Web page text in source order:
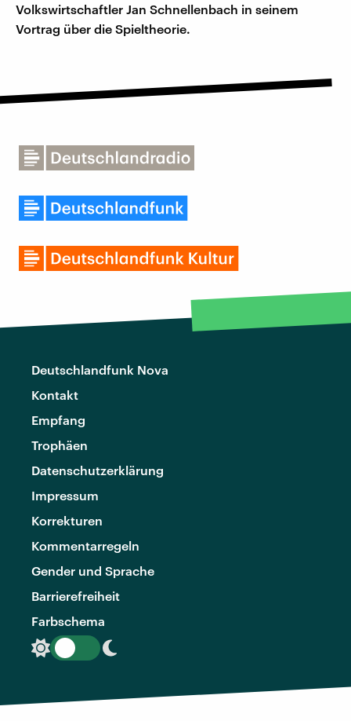
Volkswirtschaftler Jan Schnellenbach in seinem
Vortrag über die Spieltheorie.
Deutschlandfunk Nova
Kontakt
Empfang
Trophäen
Datenschutzerklärung
Impressum
Korrekturen
Kommentarregeln
Gender und Sprache
Barrierefreiheit
Farbschema